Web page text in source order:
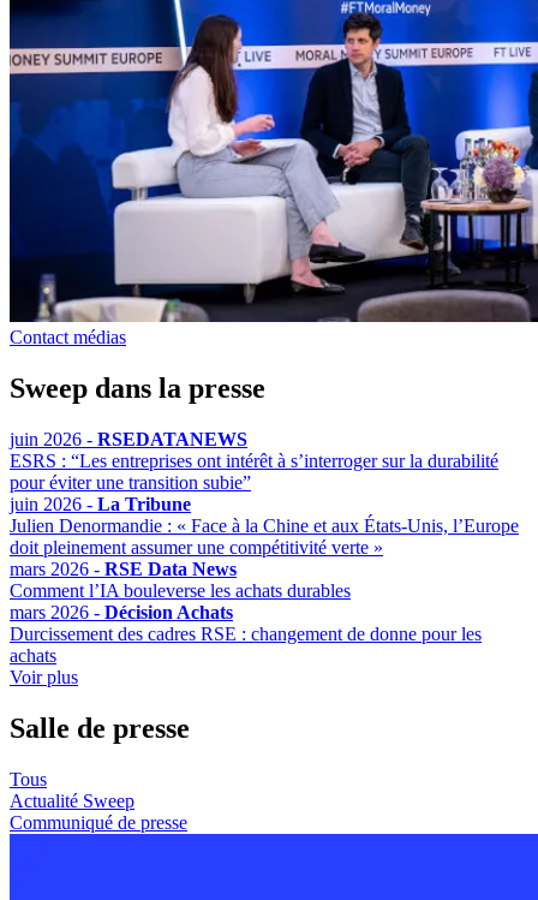
Contact médias
Sweep dans la presse
juin 2026 - RSEDATANEWS
ESRS : “Les entreprises ont intérêt à s’interroger sur la durabilité
pour éviter une transition subie”
juin 2026 - La Tribune
Julien Denormandie : « Face à la Chine et aux États-Unis, l’Europe
doit pleinement assumer une compétitivité verte »
mars 2026 - RSE Data News
Comment l’IA bouleverse les achats durables
mars 2026 - Décision Achats
Durcissement des cadres RSE : changement de donne pour les
achats
Voir plus
Salle de presse
Tous
Actualité Sweep
Communiqué de presse